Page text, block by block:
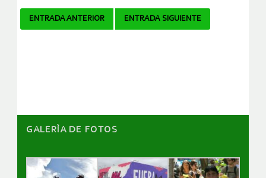
Navegador
ENTRADA ANTERIOR ENTRADA SIGUIENTE
GALERÌA DE FOTOS